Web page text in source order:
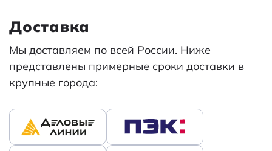
Доставка
Мы доставляем по всей России. Ниже
представлены примерные сроки доставки в
крупные города: